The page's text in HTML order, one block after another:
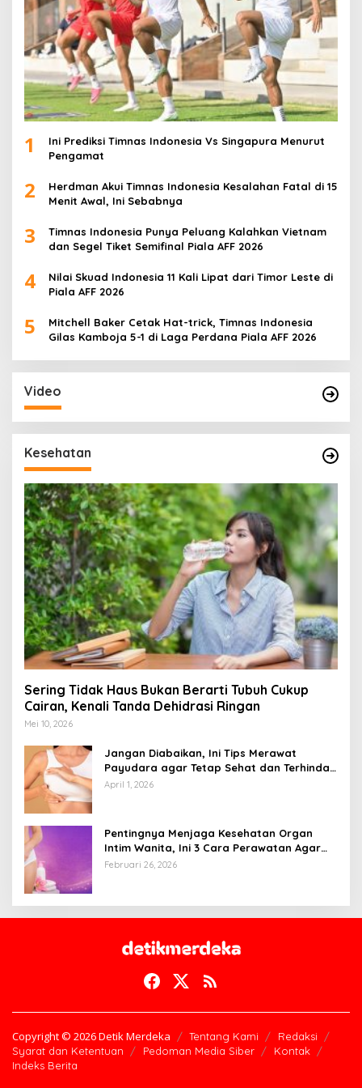
1
Ini Prediksi Timnas Indonesia Vs Singapura Menurut
Pengamat
2
Herdman Akui Timnas Indonesia Kesalahan Fatal di 15
Menit Awal, Ini Sebabnya
3
Timnas Indonesia Punya Peluang Kalahkan Vietnam
dan Segel Tiket Semifinal Piala AFF 2026
4
Nilai Skuad Indonesia 11 Kali Lipat dari Timor Leste di
Piala AFF 2026
5
Mitchell Baker Cetak Hat-trick, Timnas Indonesia
Gilas Kamboja 5-1 di Laga Perdana Piala AFF 2026
Video
Kesehatan
Sering Tidak Haus Bukan Berarti Tubuh Cukup
Cairan, Kenali Tanda Dehidrasi Ringan
Mei 10, 2026
Jangan Diabaikan, Ini Tips Merawat
Payudara agar Tetap Sehat dan Terhindar
dari Risiko Penyakit
April 1, 2026
Pentingnya Menjaga Kesehatan Organ
Intim Wanita, Ini 3 Cara Perawatan Agar
Tetap Bersih
Februari 26, 2026
Copyright © 2026 Detik Merdeka Tentang Kami
Redaksi
Syarat dan Ketentuan
Pedoman Media Siber
Kontak
Indeks Berita